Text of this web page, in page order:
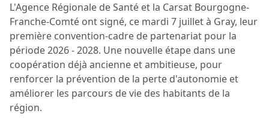
L'Agence Régionale de Santé et la Carsat Bourgogne-
Franche-Comté ont signé, ce mardi 7 juillet à Gray, leur
première convention-cadre de partenariat pour la
période 2026 - 2028. Une nouvelle étape dans une
coopération déjà ancienne et ambitieuse, pour
renforcer la prévention de la perte d'autonomie et
améliorer les parcours de vie des habitants de la
région.